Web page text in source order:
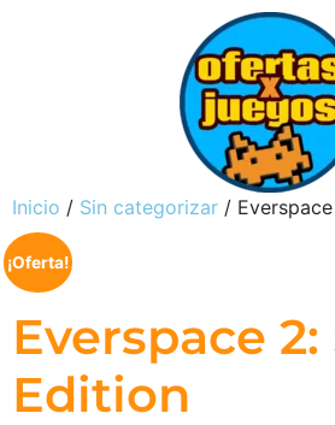
Inicio / Sin categorizar /
¡Oferta!
Everspace
Edition